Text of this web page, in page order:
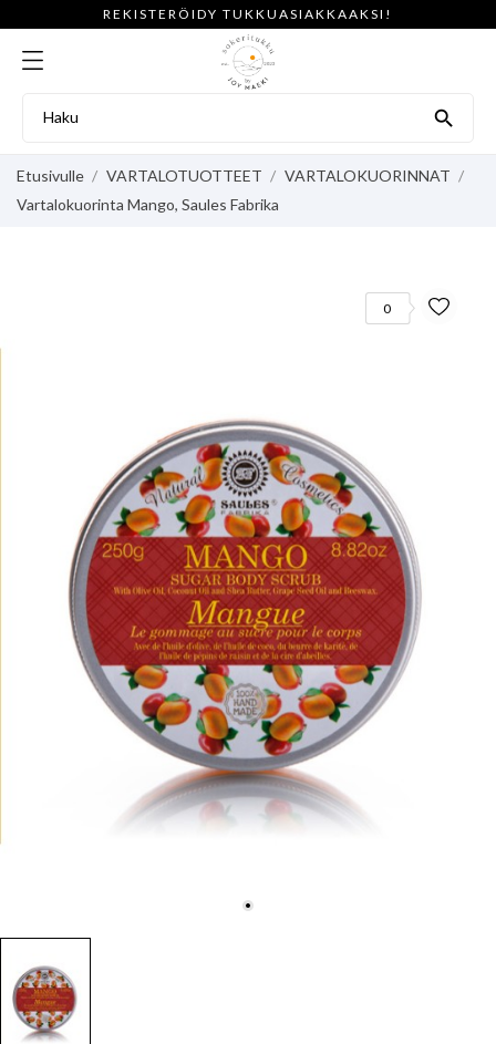
REKISTERÖIDY TUKKUASIAKKAAKSI!

Etusivulle VARTALOTUOTTEET
VARTALOKUORINNAT
Vartalokuorinta Mango, Saules Fabrika
0